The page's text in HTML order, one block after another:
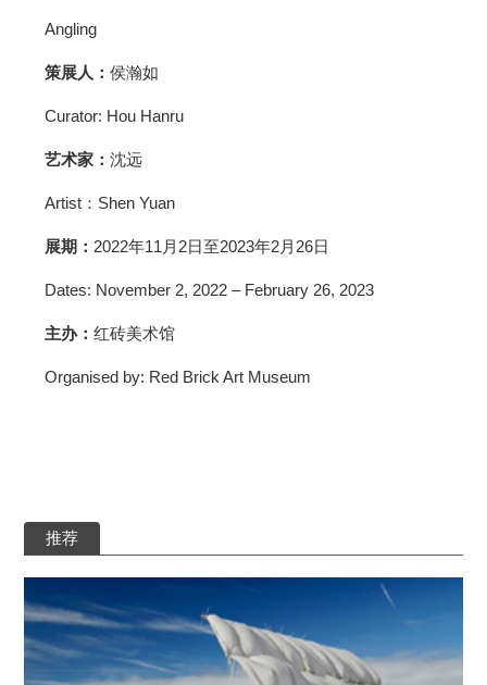
Angling
策展人：侯瀚如
Curator: Hou Hanru
艺术家：沈远
Artist：Shen Yuan
展期： 2022年11月2日至2023年2月26日
Dates: November 2, 2022 – February 26, 2023
主办：红砖美术馆
Organised by: Red Brick Art Museum
推荐